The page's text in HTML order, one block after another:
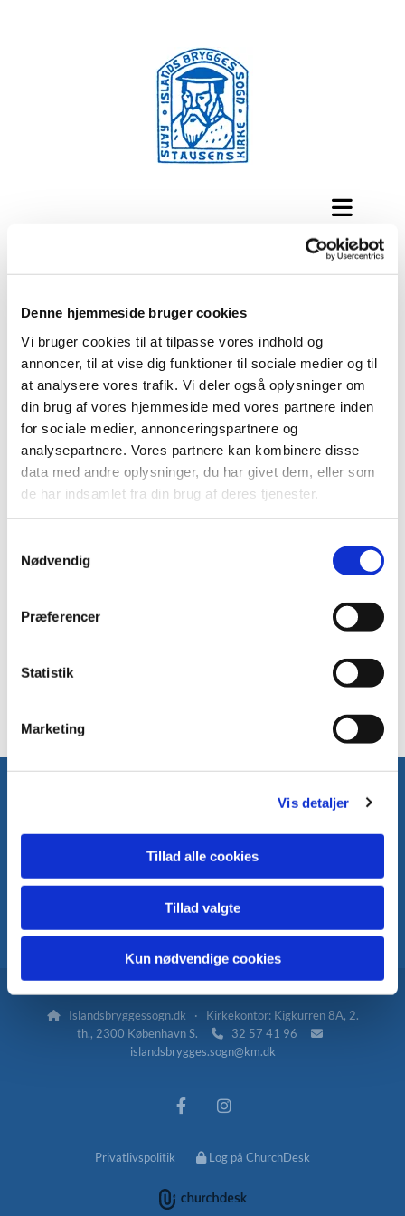
Denne hjemmeside bruger cookies
Vi bruger cookies til at tilpasse vores indhold og
annoncer, til at vise dig funktioner til sociale medier og til
at analysere vores trafik. Vi deler også oplysninger om
din brug af vores hjemmeside med vores partnere inden
for sociale medier, annonceringspartnere og
analysepartnere. Vores partnere kan kombinere disse
data med andre oplysninger, du har givet dem, eller som
de har indsamlet fra din brug af deres tjenester.
l
Nødvendig
Præferencer
Statistik
Marketing
Vis detaljer
Tillad alle cookies
Tillad valgte
Kun nødvendige cookies
Sogneaftner i Hans Tausens kirken
Vores sogneaftner byder på et oplæg fra en foredragsholder,
kaffe, kage, samvær og sang.
Herunder kan du se vores planlagte arrangementer og læse
nærmere om dem.
Fakturering
Kontakt medarbejdere og kirkens kontor
Islandsbryggessogn.dk · Kirkekontor: Kigkurren 8A, 2.
th., 2300 København S.
 32 57 41 96 
islandsbrygges.sogn@km.dk
Privatlivspolitik Log på ChurchDesk